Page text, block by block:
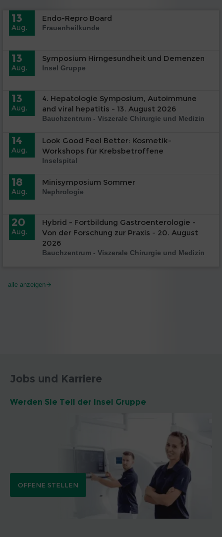
13
Aug.
Endo-Repro Board
Frauenheilkunde
13
Aug.
Symposium Hirngesundheit und Demenzen
Insel Gruppe
13
Aug.
4. Hepatologie Symposium, Autoimmune
and viral hepatitis - 13. August 2026
Bauchzentrum - Viszerale Chirurgie und Medizin
14
Aug.
Look Good Feel Better: Kosmetik-
Workshops für Krebsbetroffene
Inselspital
18
Aug.
Minisymposium Sommer
Nephrologie
20
Aug.
Hybrid - Fortbildung Gastroenterologie -
Von der Forschung zur Praxis - 20. August
2026
Bauchzentrum - Viszerale Chirurgie und Medizin
alle anzeigen
Jobs und Karriere
Werden Sie Teil der Insel Gruppe
OFFENE STELLEN